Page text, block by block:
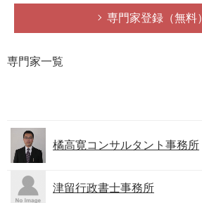
専門家登録（無料）
専門家一覧
橘高寛コンサルタント事務所
津留行政書士事務所